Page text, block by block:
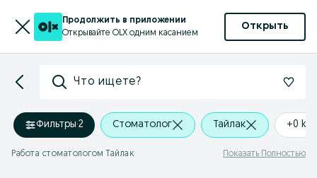
Продолжить в приложении
Открывайте OLX одним касанием
Открыть
Что ищете?
Фильтры·2 Стоматолог Тайлак +0 km
Работа стоматологом Тайлак Показать Полностью